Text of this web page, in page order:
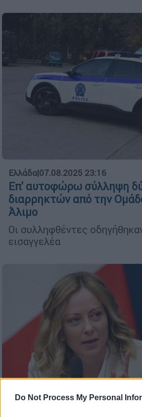
Do Not Process My Personal
Ελλάδα|07.08.2025 23:16
Επ' αυτοφώρω σύλληψη
διαρρηκτών από την
Άλιμο
Οι συλληφθέντες
εισαγγελέα